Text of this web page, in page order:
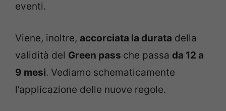
eventi.
Viene, inoltre, accorciata la durata della
validità del Green pass che passa da 12 a
9 mesi. Vediamo schematicamente
l’applicazione delle nuove regole.